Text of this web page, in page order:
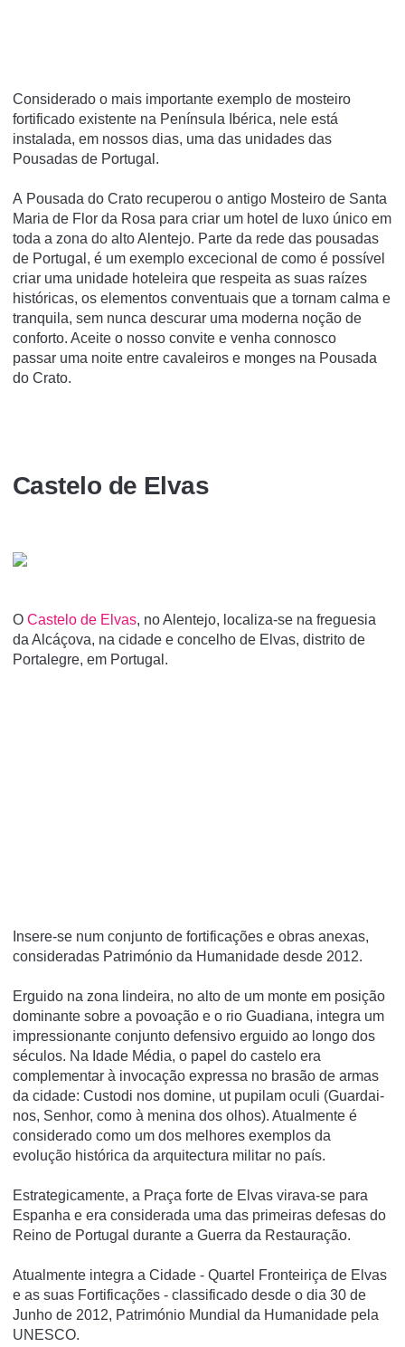
Considerado o mais importante exemplo de mosteiro
fortificado existente na Pení­nsula Ibérica, nele está
instalada, em nossos dias, uma das unidades das
Pousadas de Portugal.
A Pousada do Crato recuperou o antigo Mosteiro de Santa
Maria de Flor da Rosa para criar um hotel de luxo único em
toda a zona do alto Alentejo. Parte da rede das pousadas
de Portugal, é um exemplo excecional de como é possível
criar uma unidade hoteleira que respeita as suas raízes
históricas, os elementos conventuais que a tornam calma e
tranquila, sem nunca descurar uma moderna noção de
conforto. Aceite o nosso convite e venha connosco
passar uma noite entre cavaleiros e monges na Pousada
do Crato.
Castelo de Elvas
O Castelo de Elvas, no Alentejo, localiza-se na freguesia
da Alcáçova, na cidade e concelho de Elvas, distrito de
Portalegre, em Portugal.
Insere-se num conjunto de fortificações e obras anexas,
consideradas Património da Humanidade desde 2012.
Erguido na zona lindeira, no alto de um monte em posição
dominante sobre a povoação e o rio Guadiana, integra um
impressionante conjunto defensivo erguido ao longo dos
séculos. Na Idade Média, o papel do castelo era
complementar à invocação expressa no brasão de armas
da cidade: Custodi nos domine, ut pupilam oculi (Guardai-
nos, Senhor, como à menina dos olhos). Atualmente é
considerado como um dos melhores exemplos da
evolução histórica da arquitectura militar no paí­s.
Estrategicamente, a Praça forte de Elvas virava-se para
Espanha e era considerada uma das primeiras defesas do
Reino de Portugal durante a Guerra da Restauração.
Atualmente integra a Cidade - Quartel Fronteiriça de Elvas
e as suas Fortificações - classificado desde o dia 30 de
Junho de 2012, Património Mundial da Humanidade pela
UNESCO.